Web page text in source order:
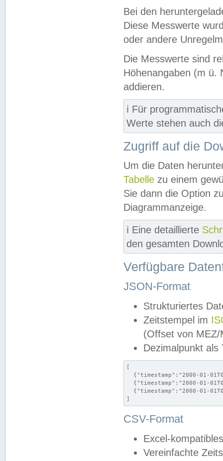
Bei den
Diese Messwerte
oder andere
Die Messwerte sind
Höhenangaben (m ü.
addieren.
ℹ️ Für
Werte stehen auch
Zugriff auf die
Um die Daten
Tabelle zu einem
Sie dann die Option
Diagrammanzeige.
ℹ️ Eine detaillierte
den gesamten
Verfügbare
JSON-Format
Strukturiertes
Zeitstempel im
(Offset von MEZ/
Dezimalpunkt als
[
{"timestamp":"2000-01-
{"timestamp":"2000-01-
{"timestamp":"2000-01-
]
CSV-Format
Excel-
Vereinfachte